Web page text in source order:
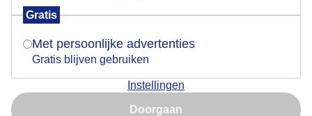
Gratis
Met persoonlijke advertenties
Gratis blijven gebruiken
Instellingen
Doorgaan
Is goed, toon de popup
Nu niet, misschien later